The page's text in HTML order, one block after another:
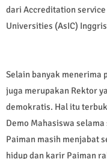
dari Accreditation
Universities (AsIC)
Selain banyak menerima
juga merupakan Rektor
demokratis. Hal itu
Demo Mahasiswa
Paiman masih menjabat
hidup dan karir Paiman